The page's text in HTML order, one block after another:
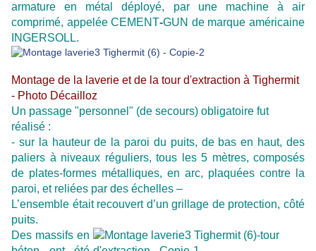
armature en métal déployé, par une machine à air
comprimé, appelée CEMENT-GUN de marque américaine
INGERSOLL.
Montage de la laverie et de la tour d'extraction à Tighermit
- Photo Décailloz
Un passage "personnel" (de secours) obligatoire fut
réalisé :
- sur la hauteur de la paroi du puits, de bas en haut, des
paliers à niveaux réguliers, tous les 5 mètres, composés
de plates-formes métalliques, en arc, plaquées contre la
paroi, et reliées par des échelles –
L’ensemble était recouvert d’un grillage de protection, côté
puits.
Des massifs en